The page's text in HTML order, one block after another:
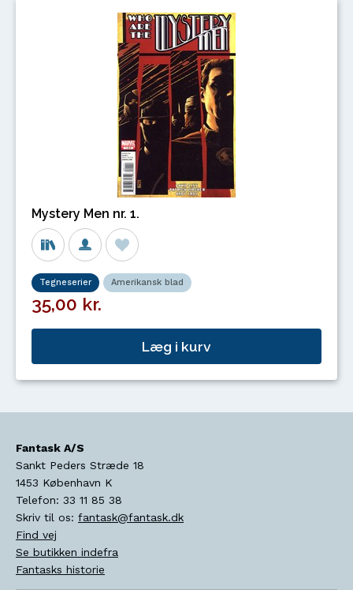
Mystery Men nr. 1.
Tegneserier Amerikansk blad
35,00 kr.
Læg i kurv
Fantask A/S
Sankt Peders Stræde 18
1453 København K
Telefon: 33 11 85 38
Skriv til os: fantask@fantask.dk
Find vej
Se butikken indefra
Fantasks historie